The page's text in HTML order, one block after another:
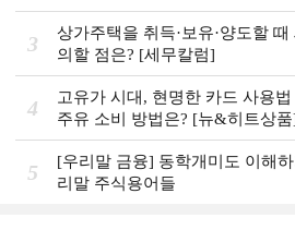
3
상가주택을 취득·보유·양도할 때
의할 점은? [세무칼럼]
4
고유가 시대, 현명한 카드 사용
주유 소비 방법은? [뉴&히트상
5
[우리말 금융] 동학개미도 이해
리말 주식용어들